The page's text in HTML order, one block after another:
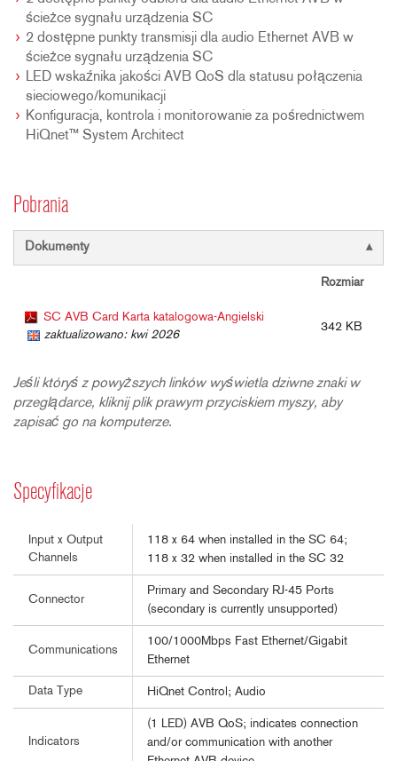
ścieżce sygnału urządzenia SC
2 dostępne punkty transmisji dla audio Ethernet AVB w
ścieżce sygnału urządzenia SC
LED wskaźnika jakości AVB QoS dla statusu połączenia
sieciowego/komunikacji
Konfiguracja, kontrola i monitorowanie za pośrednictwem
HiQnet™ System Architect
Pobrania
Dokumenty
Rozmiar
SC AVB Card Karta katalogowa-Angielski
zaktualizowano: kwi 2026
342 KB
Jeśli któryś z powyższych linków wyświetla dziwne znaki w
przeglądarce, kliknij plik prawym przyciskiem myszy, aby
zapisać go na komputerze.
Specyfikacje
Input x Output
Channels
118 x 64 when installed in the SC 64;
118 x 32 when installed in the SC 32
Connector
Primary and Secondary RJ-45 Ports
(secondary is currently unsupported)
Communications
100/1000Mbps Fast Ethernet/Gigabit
Ethernet
Data Type HiQnet Control; Audio
Indicators
(1 LED) AVB QoS; indicates connection
and/or communication with another